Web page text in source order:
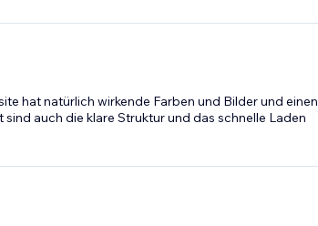
hat natürlich wirkende Farben und Bilder und einen
auch die klare Struktur und das schnelle Laden